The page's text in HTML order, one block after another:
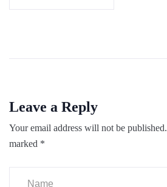
Leave a Reply
Your email address will not be published.
marked *